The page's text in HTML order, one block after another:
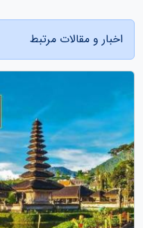
اخبار و مقالات مرتبط